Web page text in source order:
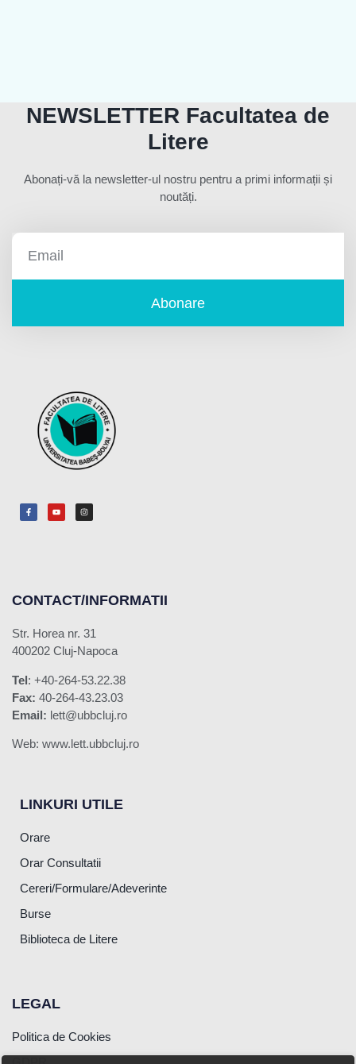
NEWSLETTER Facultatea de
Litere
Abonați-vă la newsletter-ul nostru pentru a primi informații și
noutăți.
Abonare
CONTACT/INFORMATII
Str. Horea nr. 31
400202 Cluj-Napoca
Tel: +40-264-53.22.38
Fax: 40-264-43.23.03
Email: lett@ubbcluj.ro
Web: www.lett.ubbcluj.ro
LINKURI UTILE
Orare
Orar Consultatii
Cereri/Formulare/Adeverinte
Burse
Biblioteca de Litere
LEGAL
Politica de Cookies